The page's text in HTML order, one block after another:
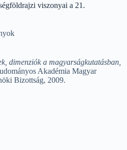
viszonyai a 21.
dimenziók a magyarságkuta­tásban,
Akadémia Magyar
Bizottság, 2009.